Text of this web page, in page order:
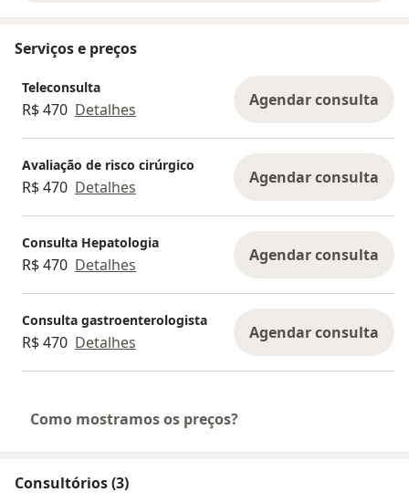
Serviços e preços
Teleconsulta
R$ 470 Detalhes Agendar consulta
Avaliação de risco cirúrgico
R$ 470 Detalhes Agendar consulta
Consulta Hepatologia
R$ 470 Detalhes Agendar consulta
Consulta gastroenterologista
R$ 470 Detalhes Agendar consulta
Como mostramos os preços?
Consultórios (3)